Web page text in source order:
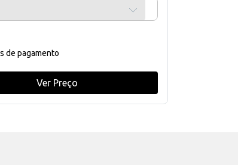
de pagamento
Ver Preço